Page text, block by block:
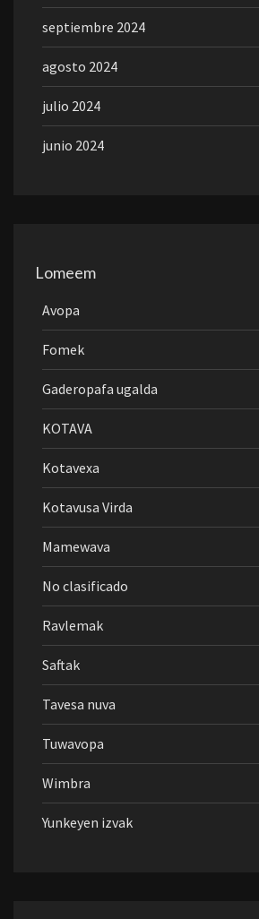
septiembre 2024
agosto 2024
julio 2024
junio 2024
Lomeem
Avopa
Fomek
Gaderopafa ugalda
KOTAVA
Kotavexa
Kotavusa Virda
Mamewava
No clasificado
Ravlemak
Saftak
Tavesa nuva
Tuwavopa
Wimbra
Yunkeyen izvak